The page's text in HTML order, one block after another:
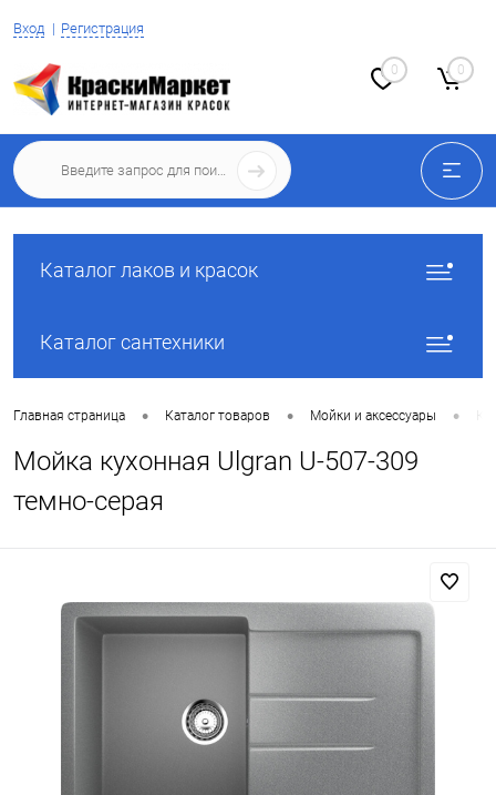
Вход Регистрация
0 0
Каталог лаков и красок
Каталог сантехники
Главная страница • Каталог товаров • Мойки и аксессуары •
Мойка кухонная Ulgran U-507-309
темно-серая